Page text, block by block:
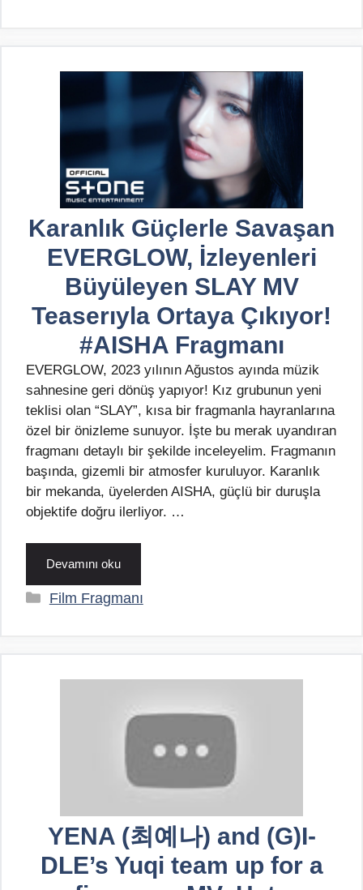
Karanlık Güçlerle Savaşan
EVERGLOW, İzleyenleri
Büyüleyen SLAY MV
Teaserıyla Ortaya Çıkıyor!
#AISHA Fragmanı
EVERGLOW, 2023 yılının Ağustos ayında müzik
sahnesine geri dönüş yapıyor! Kız grubunun yeni
teklisi olan “SLAY”, kısa bir fragmanla hayranlarına
özel bir önizleme sunuyor. İşte bu merak uyandıran
fragmanı detaylı bir şekilde inceleyelim. Fragmanın
başında, gizemli bir atmosfer kuruluyor. Karanlık
bir mekanda, üyelerden AISHA, güçlü bir duruşla
objektife doğru ilerliyor. …
Devamını oku
Kategoriler
Film Fragmanı
YENA (최예나) and (G)I-
DLE’s Yuqi team up for a